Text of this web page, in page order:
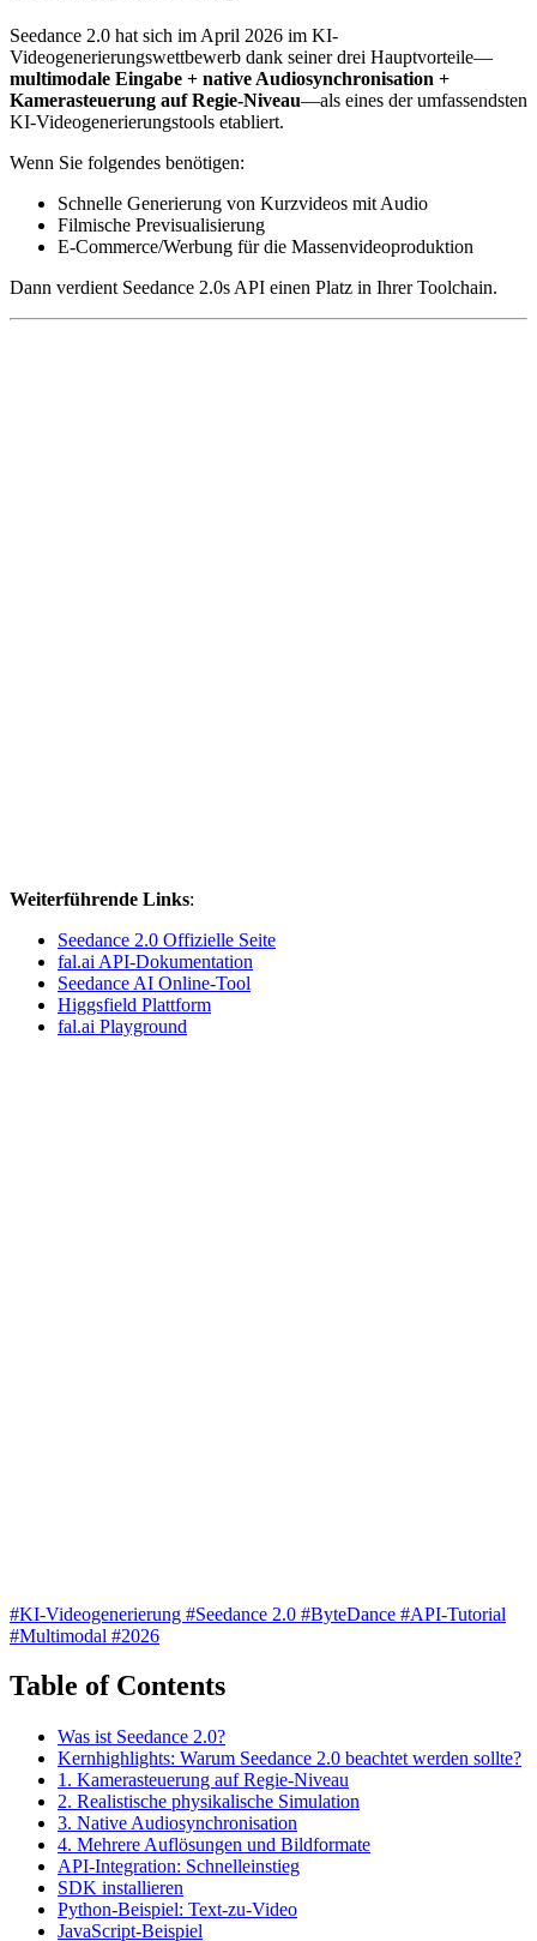
Seedance 2.0 hat sich im April 2026 im KI-
Videogenerierungswettbewerb dank seiner drei Hauptvorteile—
multimodale Eingabe + native Audiosynchronisation +
Kamerasteuerung auf Regie-Niveau—als eines der umfassendsten
KI-Videogenerierungstools etabliert.
Wenn Sie folgendes benötigen:
Schnelle Generierung von Kurzvideos mit Audio
Filmische Previsualisierung
E-Commerce/Werbung für die Massenvideoproduktion
Dann verdient Seedance 2.0s API einen Platz in Ihrer Toolchain.
Weiterführende Links:
Seedance 2.0 Offizielle Seite
fal.ai API-Dokumentation
Seedance AI Online-Tool
Higgsfield Plattform
fal.ai Playground
#KI-Videogenerierung #Seedance 2.0 #ByteDance #API-Tutorial
#Multimodal #2026
Table of Contents
Was ist Seedance 2.0?
Kernhighlights: Warum Seedance 2.0 beachtet werden sollte?
1. Kamerasteuerung auf Regie-Niveau
2. Realistische physikalische Simulation
3. Native Audiosynchronisation
4. Mehrere Auflösungen und Bildformate
API-Integration: Schnelleinstieg
SDK installieren
Python-Beispiel: Text-zu-Video
JavaScript-Beispiel